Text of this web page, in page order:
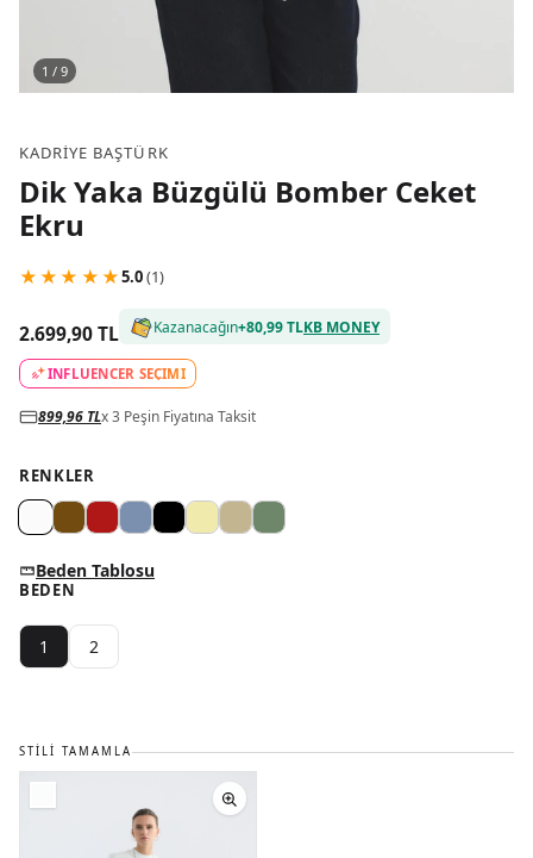
1 / 9
KADRIYE BAŞTÜRK
Dik Yaka Büzgülü Bomber Ceket
Ekru
★ ★ ★ ★ ★5.0(1)
2.699,90 TL Kazanacağın+80,99 TLKB MONEY
INFLUENCER SEÇİMİ
899,96 TLx 3 Peşin Fiyatına Taksit
RENKLER
Beden Tablosu
BEDEN
1 2
STILI TAMAMLA